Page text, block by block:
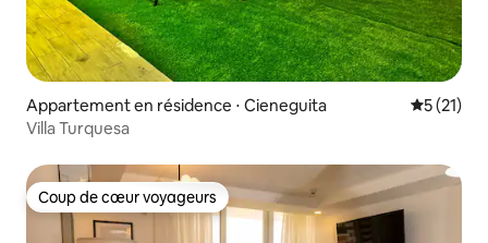
Appartement en résidence ⋅ Cieneguita
5 (21)
Villa Turquesa
Coup de cœur voyageurs
Coup de cœur voyageurs